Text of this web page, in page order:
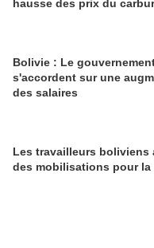
hausse des prix du
Bolivie : Le
s'accordent sur une
des salaires
Les travailleurs boliviens
des mobilisations pour la